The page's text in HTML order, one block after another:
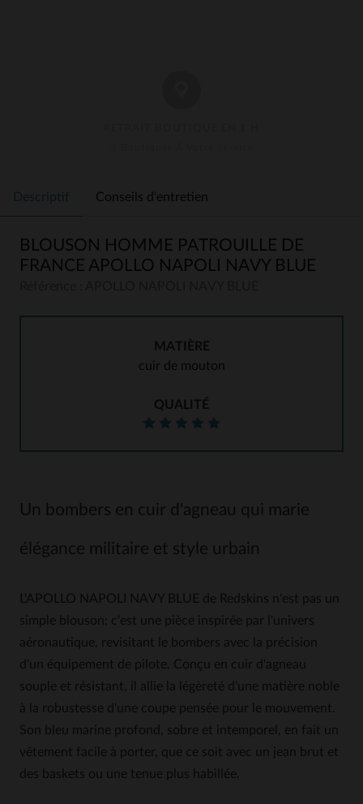
Descriptif Conseils d'entretien
BLOUSON HOMME PATROUILLE DE
FRANCE APOLLO NAPOLI NAVY BLUE
MATIÈRE
cuir de mouton
QUALITÉ
Un bombers en cuir d'agneau qui marie
élégance militaire et style urbain
L'APOLLO NAPOLI NAVY BLUE de Redskins n'est pas un
simple blouson: c'est une pièce inspirée par l'univers
aéronautique, revisitant le bombers avec la précision
d'un équipement de pilote. Conçu en cuir d'agneau
souple et résistant, il allie la légèreté d'une matière noble
à la robustesse d'une coupe pensée pour le mouvement.
Son bleu marine profond, sobre et intemporel, en fait un
vêtement facile à porter, que ce soit avec un jean brut et
des baskets ou une tenue plus habillée.